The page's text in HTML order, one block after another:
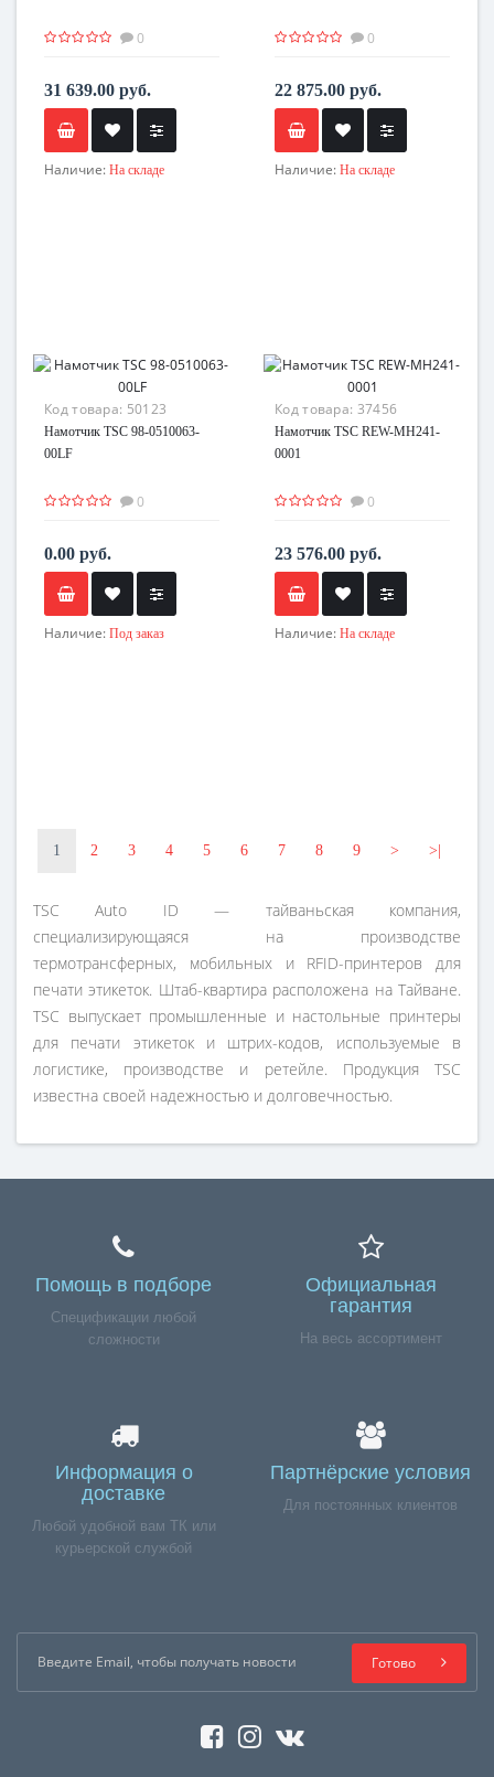
0
31 639.00 руб.
Наличие: На складе
0
22 875.00 руб.
Наличие: На складе
Код товара: 50123
Намотчик TSC 98-0510063-
00LF
0
0.00 руб.
Наличие: Под заказ
Код товара: 37456
Намотчик TSC REW-MH241-
0001
0
23 576.00 руб.
Наличие: На складе
1 2 3 4 5 6 7 8 9 > >|
TSC Auto ID — тайваньская компания,
специализирующаяся на производстве
термотрансферных, мобильных и RFID-принтеров для
печати этикеток. Штаб-квартира расположена на Тайване.
TSC выпускает промышленные и настольные принтеры
для печати этикеток и штрих-кодов, используемые в
логистике, производстве и ретейле. Продукция TSC
известна своей надежностью и долговечностью.
Помощь в подборе
Спецификации любой
сложности
Официальная
гарантия
На весь ассортимент
Информация о
доставке
Любой удобной вам ТК или
курьерской службой
Партнёрские условия
Для постоянных клиентов
Готово